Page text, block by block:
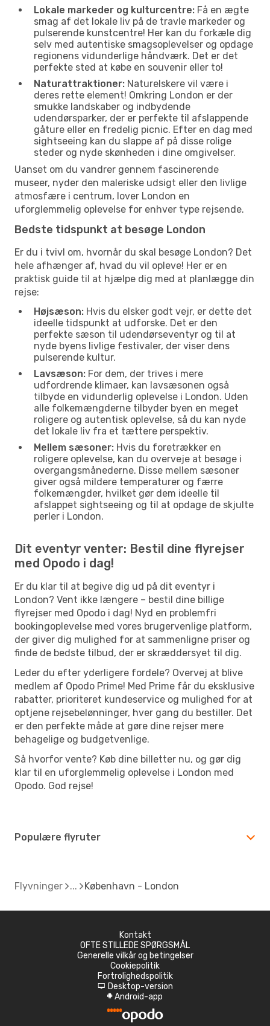
Lokale markeder og kulturcentre: Få en ægte
smag af det lokale liv på de travle markeder og
pulserende kunstcentre! Her kan du forkæle dig
selv med autentiske smagsoplevelser og opdage
regionens vidunderlige håndværk. Det er det
perfekte sted at købe en souvenir eller to!
Naturattraktioner: Naturelskere vil være i
deres rette element! Omkring London er der
smukke landskaber og indbydende
udendørsparker, der er perfekte til afslappende
gåture eller en fredelig picnic. Efter en dag med
sightseeing kan du slappe af på disse rolige
steder og nyde skønheden i dine omgivelser.
Uanset om du vandrer gennem fascinerende
museer, nyder den maleriske udsigt eller den livlige
atmosfære i centrum, lover London en
uforglemmelig oplevelse for enhver type rejsende.
Bedste tidspunkt at besøge London
Er du i tvivl om, hvornår du skal besøge London? Det
hele afhænger af, hvad du vil opleve! Her er en
praktisk guide til at hjælpe dig med at planlægge din
rejse:
Højsæson: Hvis du elsker godt vejr, er dette det
ideelle tidspunkt at udforske. Det er den
perfekte sæson til udendørseventyr og til at
nyde byens livlige festivaler, der viser dens
pulserende kultur.
Lavsæson: For dem, der trives i mere
udfordrende klimaer, kan lavsæsonen også
tilbyde en vidunderlig oplevelse i London. Uden
alle folkemængderne tilbyder byen en meget
roligere og autentisk oplevelse, så du kan nyde
det lokale liv fra et tættere perspektiv.
Mellem sæsoner: Hvis du foretrækker en
roligere oplevelse, kan du overveje at besøge i
overgangsmånederne. Disse mellem sæsoner
giver også mildere temperaturer og færre
folkemængder, hvilket gør dem ideelle til
afslappet sightseeing og til at opdage de skjulte
perler i London.
Dit eventyr venter: Bestil dine flyrejser
med Opodo i dag!
Er du klar til at begive dig ud på dit eventyr i
London? Vent ikke længere – bestil dine billige
flyrejser med Opodo i dag! Nyd en problemfri
bookingoplevelse med vores brugervenlige platform,
der giver dig mulighed for at sammenligne priser og
finde de bedste tilbud, der er skræddersyet til dig.
Leder du efter yderligere fordele? Overvej at blive
medlem af Opodo Prime! Med Prime får du eksklusive
rabatter, prioriteret kundeservice og mulighed for at
optjene rejsebelønninger, hver gang du bestiller. Det
er den perfekte måde at gøre dine rejser mere
behagelige og budgetvenlige.
Så hvorfor vente? Køb dine billetter nu, og gør dig
klar til en uforglemmelig oplevelse i London med
Opodo. God rejse!
Populære flyruter
Flyvninger København - London
Kontakt
OFTE STILLEDE SPØRGSMÅL
Generelle vilkår og betingelser
Cookiepolitik
Fortrolighedspolitik
d Desktop-version
A Android-app